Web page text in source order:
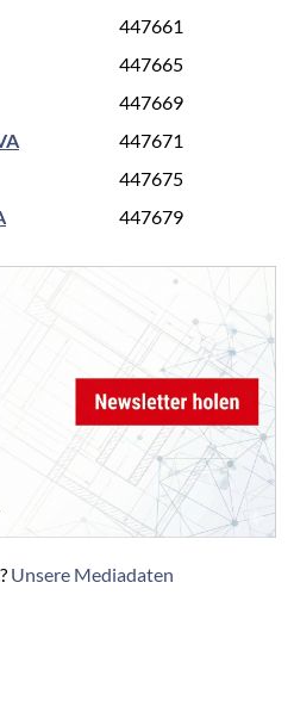
447661
447665
447669
447671
447675
447679
Unsere Mediadaten